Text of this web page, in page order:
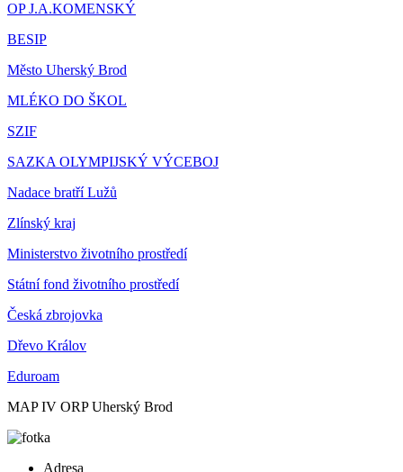
OP J.A.KOMENSKÝ
BESIP
Město Uherský Brod
MLÉKO DO ŠKOL
SZIF
SAZKA OLYMPIJSKÝ VÝCEBOJ
Nadace bratří Lužů
Zlínský kraj
Ministerstvo životního prostředí
Státní fond životního prostředí
Česká zbrojovka
Dřevo Králov
Eduroam
MAP IV ORP Uherský Brod
Adresa